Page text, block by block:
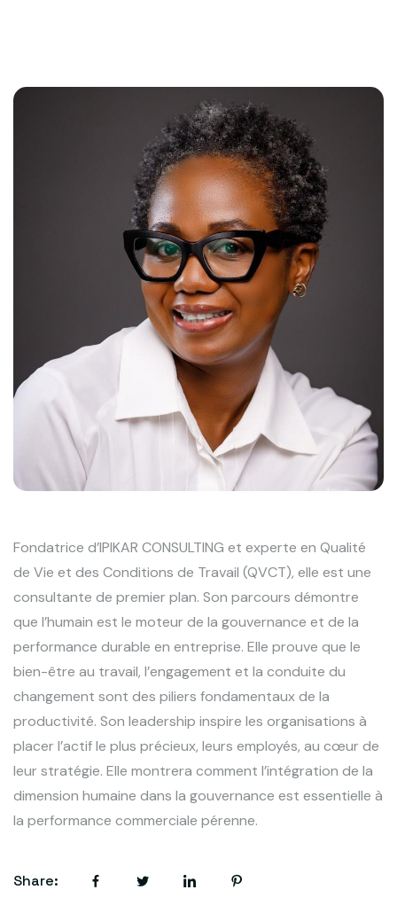
Fondatrice d’IPIKAR CONSULTING et experte en Qualité
de Vie et des Conditions de Travail (QVCT), elle est une
consultante de premier plan. Son parcours démontre
que l’humain est le moteur de la gouvernance et de la
performance durable en entreprise. Elle prouve que le
bien-être au travail, l’engagement et la conduite du
changement sont des piliers fondamentaux de la
productivité. Son leadership inspire les organisations à
placer l’actif le plus précieux, leurs employés, au cœur de
leur stratégie. Elle montrera comment l’intégration de la
dimension humaine dans la gouvernance est essentielle à
la performance commerciale pérenne.
Share: